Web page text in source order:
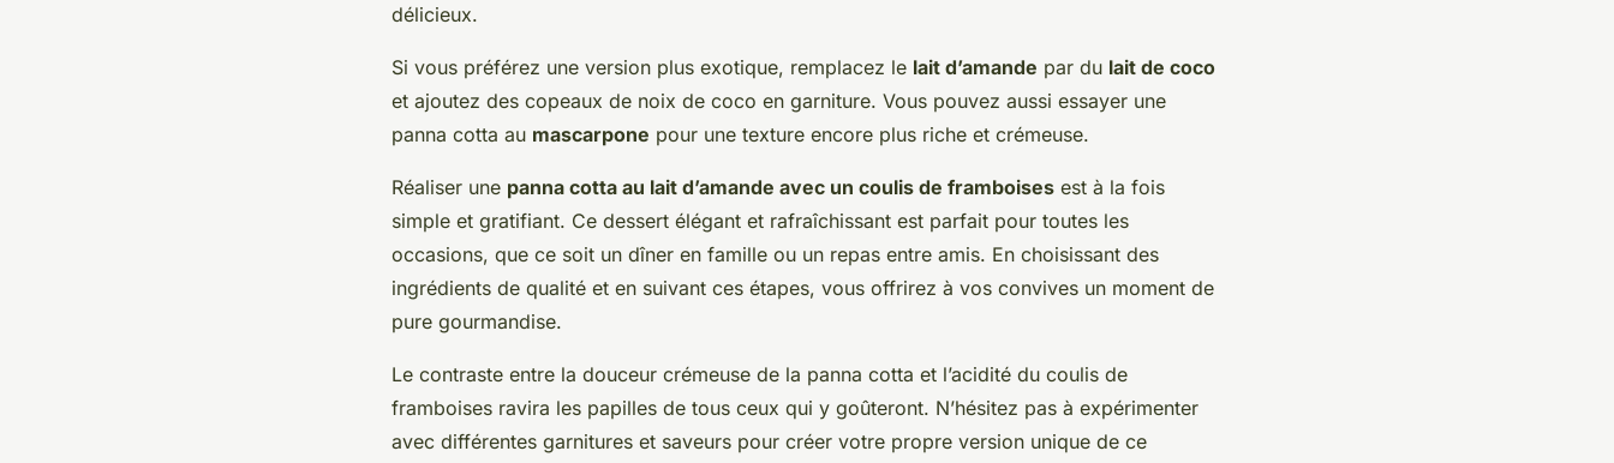
délicieux.
Si vous préférez une version plus exotique, remplacez le lait d’amande par du lait de coco
et ajoutez des copeaux de noix de coco en garniture. Vous pouvez aussi essayer une
panna cotta au mascarpone pour une texture encore plus riche et crémeuse.
Réaliser une panna cotta au lait d’amande avec un coulis de framboises est à la fois
simple et gratifiant. Ce dessert élégant et rafraîchissant est parfait pour toutes les
occasions, que ce soit un dîner en famille ou un repas entre amis. En choisissant des
ingrédients de qualité et en suivant ces étapes, vous offrirez à vos convives un moment de
pure gourmandise.
Le contraste entre la douceur crémeuse de la panna cotta et l’acidité du coulis de
framboises ravira les papilles de tous ceux qui y goûteront. N’hésitez pas à expérimenter
avec différentes garnitures et saveurs pour créer votre propre version unique de ce